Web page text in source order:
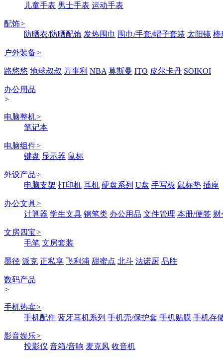
儿童手表 男士手表 运动手表
配饰>
防晒衣/防晒配饰 发热围巾 围巾/手套/帽子套装 太阳镜 棒
户外装备>
路悠悠 地球叔叔 万事利 NBA 莫斯曼 ITO 皮尔卡丹 SOIKOI
办公用品
>
电脑整机>
笔记本
电脑组件>
键盘 显示器 鼠标
外设产品>
电脑支架 打印机 耳机 硬盘系列 U盘 手写板 鼠标垫 插座
办公文具>
计算器 学生文具 钢笔类 办公用品 文件管理 本册/便签 财
文房四宝>
毛笔 文房套装
墨径 派克 正私享 飞利浦 甜蜜点 北斗 法诺厨 品胜
数码产品
>
手机热卖>
手机配件 蓝牙耳机系列 手机壳/保护套 手机贴膜 手机存
影音娱乐>
投影仪 音箱/音响 麦克风 收音机